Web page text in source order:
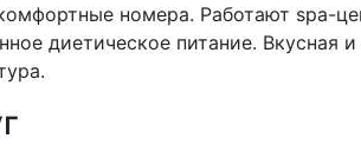
номера. Работают spa-
диетическое питание. Вкусная